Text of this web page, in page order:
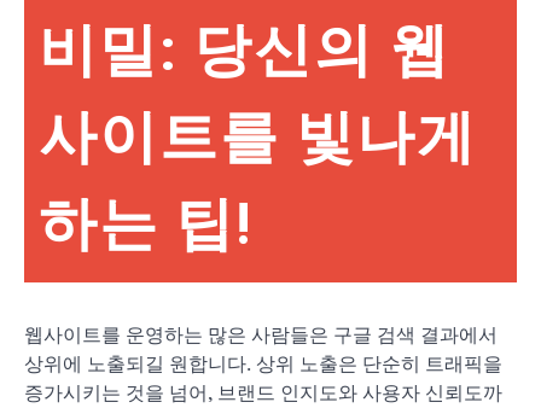
비밀: 당신의 웹
사이트를 빛나게
하는 팁!
웹사이트를 운영하는 많은 사람들은 구글 검색 결과에서
상위에 노출되길 원합니다. 상위 노출은 단순히 트래픽을
증가시키는 것을 넘어, 브랜드 인지도와 사용자 신뢰도까